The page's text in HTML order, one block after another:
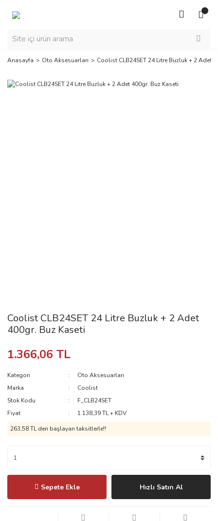
Anasayfa Oto Aksesuarları Coolist CLB24SET 24 Litre Buzluk + 2 Adet
Coolist CLB24SET 24 Litre Buzluk + 2 Adet
400gr. Buz Kaseti
1.366,06 TL
Kategori
Oto Aksesuarları
Marka
Coolist
Stok Kodu
F_CLB24SET
Fiyat
1.138,39 TL + KDV
263,58 TL den başlayan taksitlerle!!
Sepete Ekle Hızlı Satın Al